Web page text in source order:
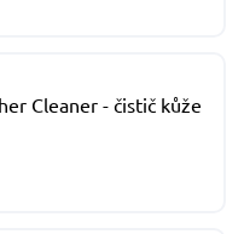
Cleaner - čistič kůže